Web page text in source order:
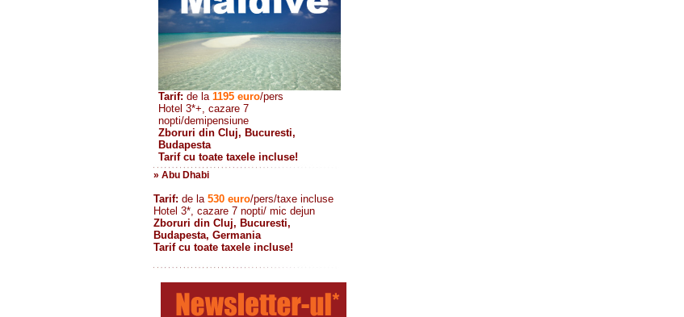
Tarif: de la 1195 euro/pers
Hotel 3*+, cazare 7
nopti/demipensiune
Zboruri din Cluj, Bucuresti,
Budapesta
Tarif cu toate taxele incluse!
» Abu Dhabi
Tarif: de la 530 euro/pers/taxe incluse
Hotel 3*, cazare 7 nopti/ mic dejun
Zboruri din Cluj, Bucuresti,
Budapesta, Germania
Tarif cu toate taxele incluse!